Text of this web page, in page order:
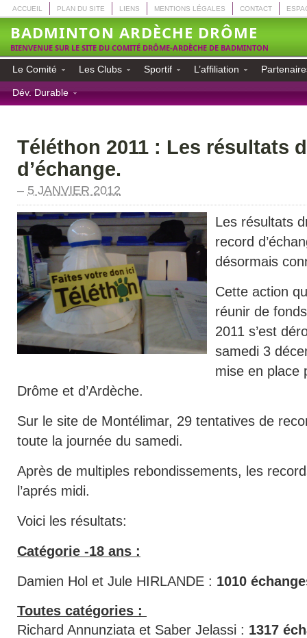
ACCUEIL PLAN DU SITE LIENS MENTIONS LÉGALES CONTACT
BADMINTON ARDÈCHE DRÔME
BIENVENUE SUR LE SITE DU COMITÉ DRÔME-ARDÈCHE DE BADMINTON
Le Comité Les Clubs Sportif L’affiliation
Dév. Durable
Téléthon 2011 : Les résultats
d’échange.
– 5 JANVIER 2012
Les résultats
record
désormais
Cette action
réunir de
2011 s’est
samedi 3
mise en place
Drôme et d’Ardèche.
Sur le site de Montélimar, 29 tentatives de
toute la journée du samedi.
Après de multiples rebondissements, les
l’aprés midi.
Voici les résultats:
Catégorie -18 ans :
Damien Hol et Jule HIRLANDE : 1010
Toutes catégories :
Richard Annunziata et Saber Jelassi : 1317